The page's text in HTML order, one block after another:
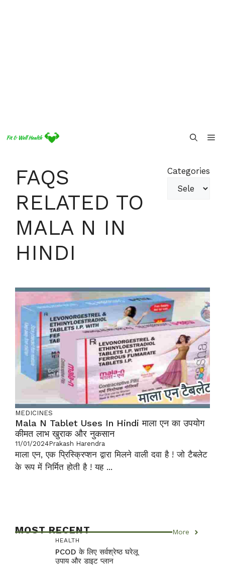
FAQS
RELATED TO
MALA N IN
HINDI
Categories
MEDICINES
Mala N Tablet Uses In Hindi माला एन का उपयोग
कीमत लाभ खुराक और नुकसान
11/01/2024Prakash Harendra
माला एन, एक प्रिस्क्रिप्शन द्वारा मिलने वाली दवा है ! जो टैबलेट
के रूप में निर्मित होती है ! यह ...
MOST RECENT More
HEALTH
PCOD के लिए सर्वश्रेष्ठ घरेलू
उपाय और डाइट प्लान